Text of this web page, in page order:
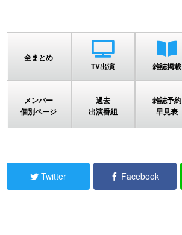
全まとめ
TV出演
雑誌掲載
メンバー
個別ページ
過去
出演番組
雑誌予約
早見表
Twitter Facebook